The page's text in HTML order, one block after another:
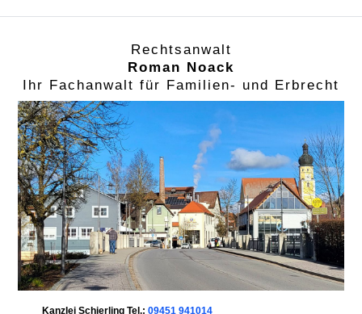
Rechtsanwalt
Roman Noack
Ihr Fachanwalt für Familien- und Erbrecht
Kanzlei Schierling Tel.:09451 941014